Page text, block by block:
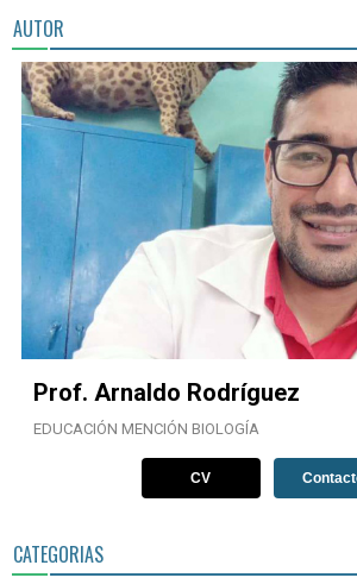
AUTOR
Prof. Arnaldo Rodríguez
EDUCACIÓN MENCIÓN BIOLOGÍA
CV
CATEGORIAS